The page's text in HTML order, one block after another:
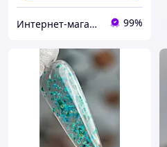
Интернет-магазин CityManik Материалы для маникюра 99%